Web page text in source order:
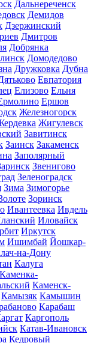
Дальнереченск
Демидов
Дзержинский
Дмитров
Добрянка
Домодедово
Дружковка Дубна
Евпатория
Елизово Ельня
Ершов
Железногорск
Жигулевск
Завитинск
Заинск Закаменск
Заполярный
Звенигово
Зеленоградск
Зима Зимогорье
Зоринск
Ивантеевка Ивдель
Иловайск
Иркутск
Ишимбай Йошкар-
на-Дону
Калуга
Каменка-
Каменск-
Камызяк Камышин
Карабаш
Каргополь
Катав-Ивановск
Кедровый